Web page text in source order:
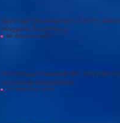
Εργατική Πρωτομαγιά: Από το
σύγχρονη διεκδίκηση
30 Απριλίου 2025
Το πείραμα Universe 25: Ένα
κοινωνική κατάρρευση
29 Απριλίου 2025